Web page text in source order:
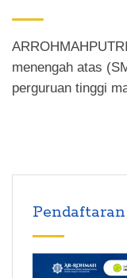
menengah atas
perguruan tinggi